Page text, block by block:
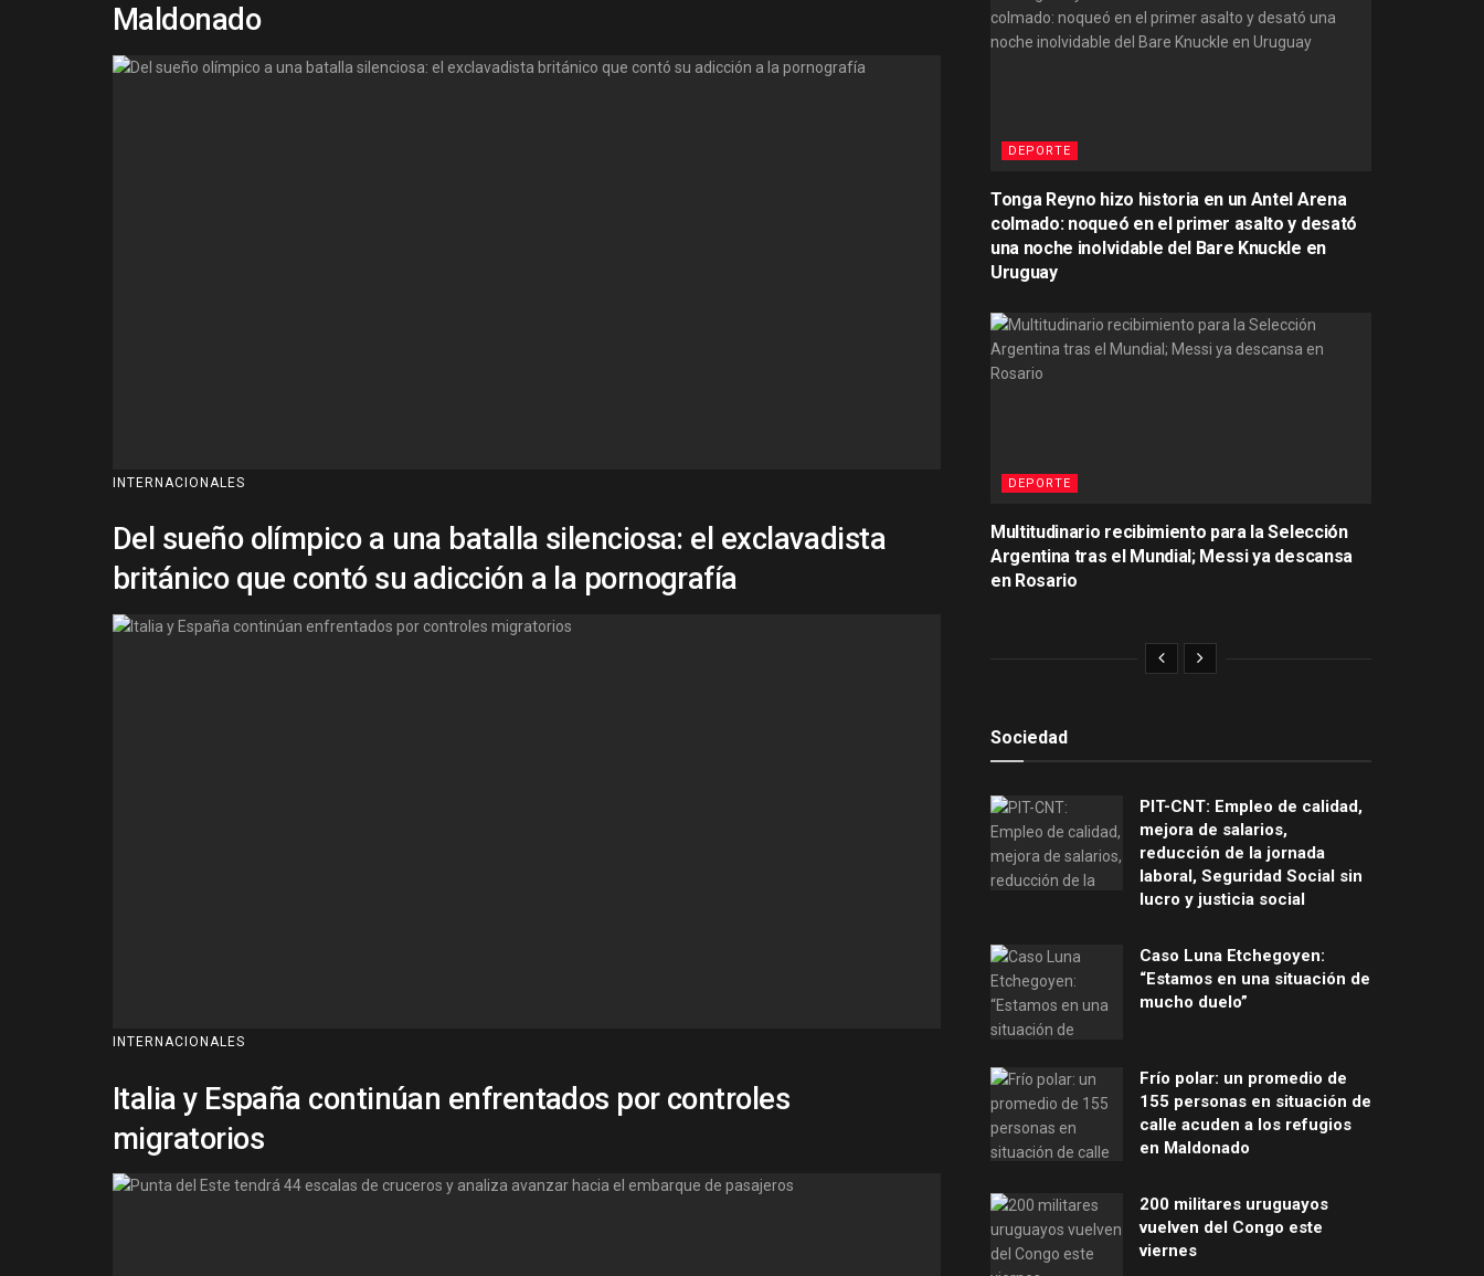
Maldonado
INTERNACIONALES
Del sueño olímpico a una batalla silenciosa: el exclavadista
británico que contó su adicción a la pornografía
INTERNACIONALES
Italia y España continúan enfrentados por controles
migratorios
DEPORTE
Tonga Reyno hizo historia en un Antel Arena
colmado: noqueó en el primer asalto y desató
una noche inolvidable del Bare Knuckle en
Uruguay
DEPORTE
Multitudinario recibimiento para la Selección
Argentina tras el Mundial; Messi ya descansa
en Rosario
Sociedad
PIT-CNT: Empleo de calidad,
mejora de salarios,
reducción de la jornada
laboral, Seguridad Social sin
lucro y justicia social
Caso Luna Etchegoyen:
“Estamos en una situación de
mucho duelo”
Frío polar: un promedio de
155 personas en situación de
calle acuden a los refugios
en Maldonado
200 militares uruguayos
vuelven del Congo este
viernes